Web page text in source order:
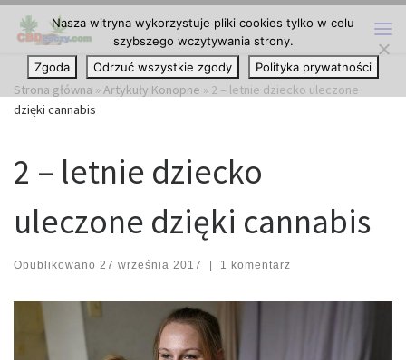
Przejdź do treści
Strona główna » Artykuły Konopne » 2 – letnie dziecko uleczone
dzięki cannabis
2 – letnie dziecko
uleczone dzięki cannabis
Opublikowano 27 września 2017 | 1 komentarz
Nasza witryna wykorzystuje pliki cookies tylko w celu
szybszego wczytywania strony.
Zgoda
Odrzuć wszystkie zgody Polityka prywatności